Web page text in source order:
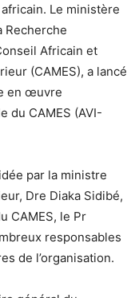
Le ministère
Recherche
Africain et
(CAMES), a lancé
en œuvre
du CAMES (AVI-
par la ministre
Dre Diaka Sidibé,
CAMES, le Pr
responsables
de l’organisation.